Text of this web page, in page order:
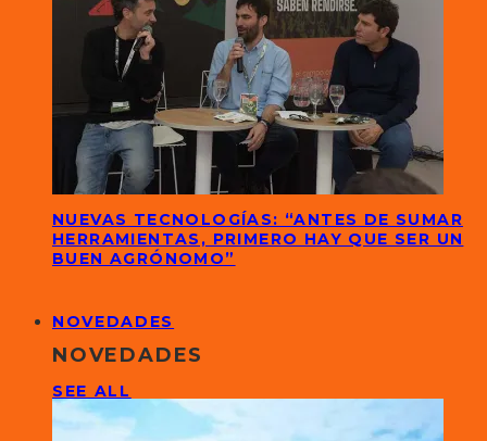
NUEVAS TECNOLOGÍAS: “ANTES DE SUMAR
HERRAMIENTAS, PRIMERO HAY QUE SER UN
BUEN AGRÓNOMO”
NOVEDADES
NOVEDADES
SEE ALL